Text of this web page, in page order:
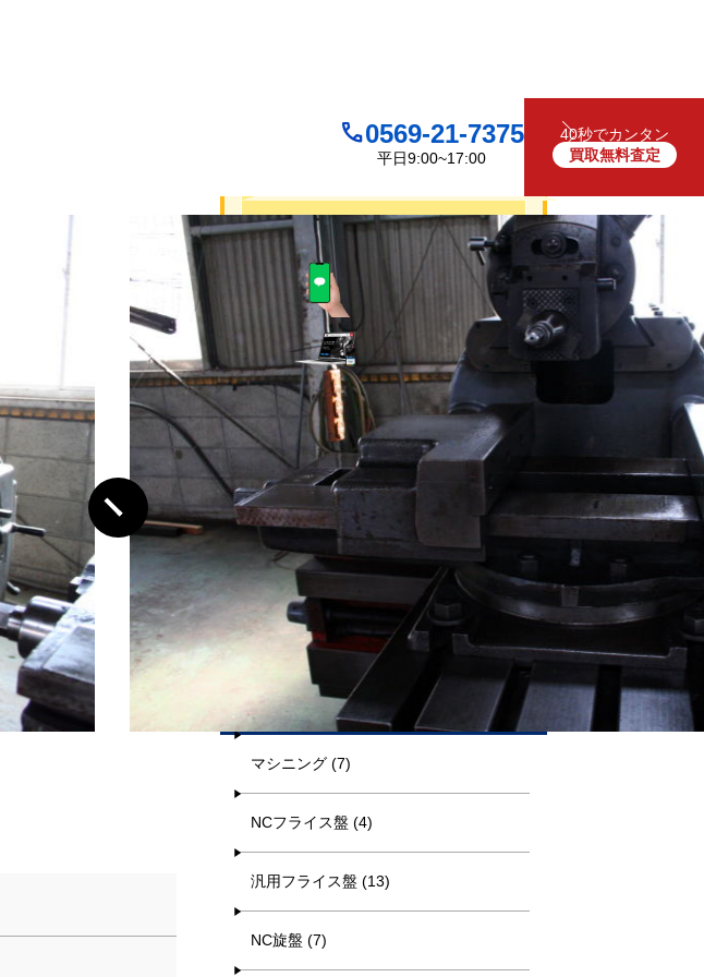
0569-21-7375
平日9:00~17:00
40秒でカンタン
買取無料査定
買取について
お見積り・査定は無料
LINEで査定 （友だち追加）
買取フォームで査定
お電話でも受け付けております
0569-21-7375
平日9:00~17:00
キーワード検索
カテゴリー一覧
マシニング (7)
NCフライス盤 (4)
汎用フライス盤 (13)
NC旋盤 (7)